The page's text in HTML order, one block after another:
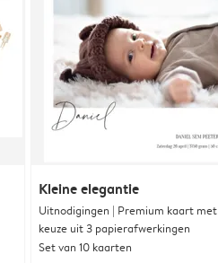
Kleine elegantie
Uitnodigingen | Premium kaart met
keuze uit 3 papierafwerkingen
Set van 10 kaarten